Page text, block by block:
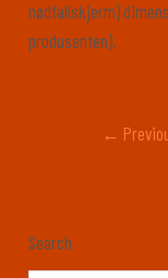
nødfallskjerm)
produsenten).
←
Search